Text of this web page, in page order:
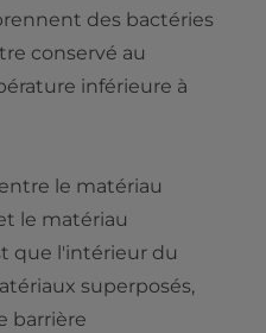
des bactéries
conservé au
inférieure à
le matériau
le matériau
que l'intérieur du
superposés,
barrière